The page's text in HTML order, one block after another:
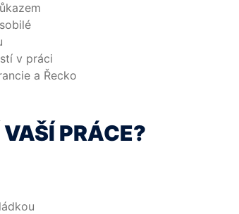
v práci
a Řecko
PRÁCE?